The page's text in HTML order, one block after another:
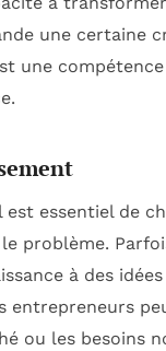
une certaine
une
essentiel de
problème.
à des idées
entrepreneurs
ou les besoins